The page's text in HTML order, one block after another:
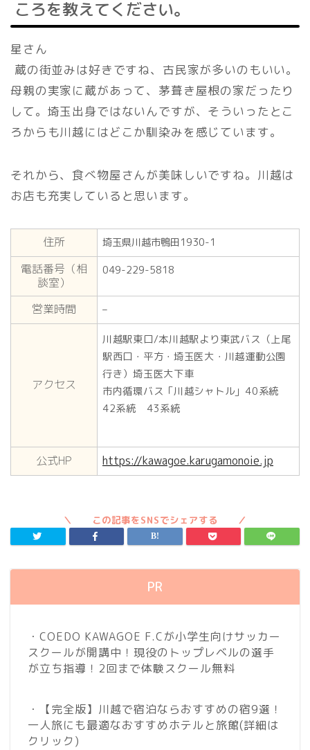
ころを教えてください。
星さん
蔵の街並みは好きですね、古民家が多いのもいい。
母親の実家に蔵があって、茅葺き屋根の家だったり
して。埼玉出身ではないんですが、そういったとこ
ろからも川越にはどこか馴染みを感じています。
それから、食べ物屋さんが美味しいですね。川越は
お店も充実していると思います。
住所 埼玉県川越市鴨田1930-1
電話番号（相
談室）
049-229-5818
営業時間 –
アクセス
川越駅東口/本川越駅より東武バス（上尾
駅西口・平方・埼玉医大・川越運動公園
行き）埼玉医大下車
市内循環バス「川越シャトル」40系統
42系統 43系統
公式HP https://kawagoe.karugamonoie.jp
PR
・COEDO KAWAGOE F.Cが小学生向けサッカー
スクールが開講中！現役のトップレベルの選手
が立ち指導！2回まで体験スクール無料
・【完全版】川越で宿泊ならおすすめの宿9選！
一人旅にも最適なおすすめホテルと旅館(詳細は
クリック)